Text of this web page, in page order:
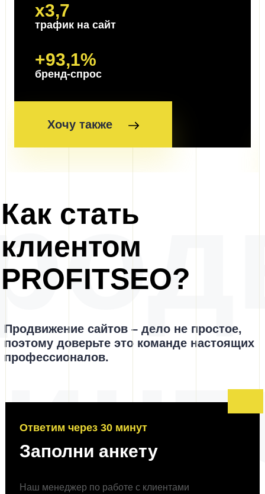
x3,7
трафик на сайт
+93,1%
бренд-спрос
Хочу также
Как стать
клиентом
PROFITSEO?
Продвижение сайтов – дело не простое,
поэтому доверьте это команде настоящих
профессионалов.
Ответим через 30 минут
Заполни анкету
Наш менеджер по работе с клиентами